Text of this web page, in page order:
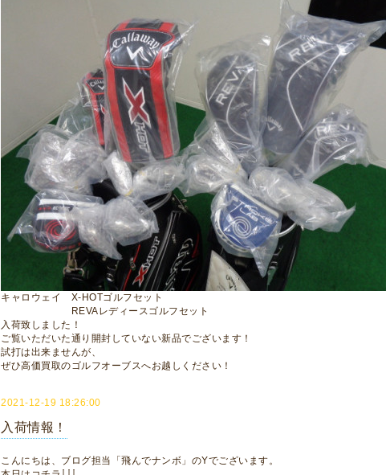
キャロウェイ X-HOTゴルフセット
REVAレディースゴルフセット
入荷致しました！
ご覧いただいた通り開封していない新品でございます！
試打は出来ませんが、
ぜひ高価買取のゴルフオーブスへお越しください！
2021-12-19 18:26:00
入荷情報！
こんにちは、ブログ担当「飛んでナンボ」のYでございます。